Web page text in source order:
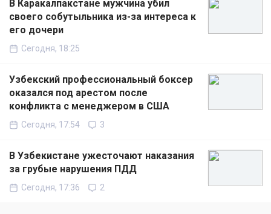
В Каракалпакстане мужчина убил
своего собутыльника из-за интереса к
его дочери
Сегодня, 18:25
Узбекский профессиональный боксер
оказался под арестом после
конфликта с менеджером в США
Сегодня, 17:54 3
В Узбекистане ужесточают наказания
за грубые нарушения ПДД
Сегодня, 17:36 2